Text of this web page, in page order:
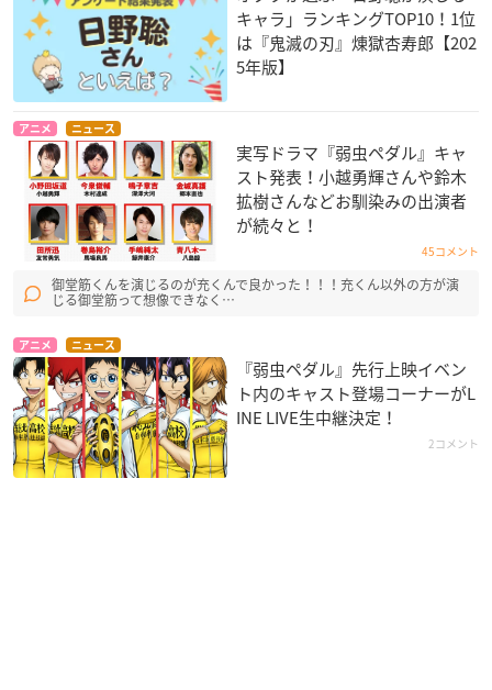
キャラ」ランキングTOP10！1位
は『鬼滅の刃』煉󠄁獄杏寿郎【202
5年版】
アニメ ニュース
実写ドラマ『弱虫ペダル』キャ
スト発表！小越勇輝さんや鈴木
拡樹さんなどお馴染みの出演者
が続々と！
45コメント
御堂筋くんを演じるのが充くんで良かった！！！充くん以外の方が演
じる御堂筋って想像できなく…
アニメ ニュース
『弱虫ペダル』先行上映イベン
ト内のキャスト登場コーナーがL
INE LIVE生中継決定！
2コメント